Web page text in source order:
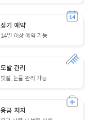
장기 예약
14일 이상 예약 가능
모발 관리
빗질, 눈물 관리 가능
응급 처치